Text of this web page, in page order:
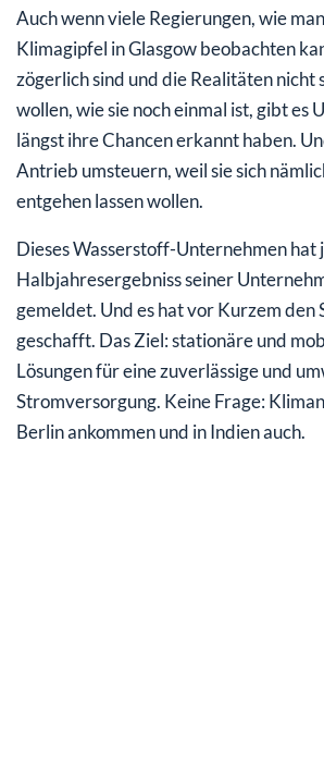
Auch wenn viele Regierungen, wie
Klimagipfel in Glasgow beobachten
zögerlich sind und die Realitäten nicht
wollen, wie sie noch einmal ist, gibt es
längst ihre Chancen erkannt haben.
Antrieb umsteuern, weil sie sich
entgehen lassen wollen.
Dieses Wasserstoff-Unternehmen hat
Halbjahresergebniss seiner
gemeldet. Und es hat vor Kurzem den
geschafft. Das Ziel: stationäre und
Lösungen für eine zuverlässige und
Stromversorgung. Keine Frage:
Berlin ankommen und in Indien auch.